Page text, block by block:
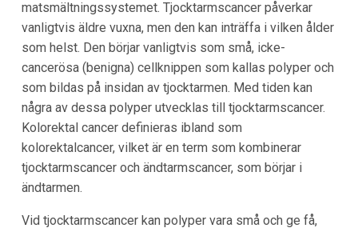
matsmältningssystemet. Tjocktarmscancer påverkar
vanligtvis äldre vuxna, men den kan inträffa i vilken ålder
som helst. Den börjar vanligtvis som små, icke-
cancerösa (benigna) cellknippen som kallas polyper och
som bildas på insidan av tjocktarmen. Med tiden kan
några av dessa polyper utvecklas till tjocktarmscancer.
Kolorektal cancer definieras ibland som
kolorektalcancer, vilket är en term som kombinerar
tjocktarmscancer och ändtarmscancer, som börjar i
ändtarmen.
Vid tjocktarmscancer kan polyper vara små och ge få,